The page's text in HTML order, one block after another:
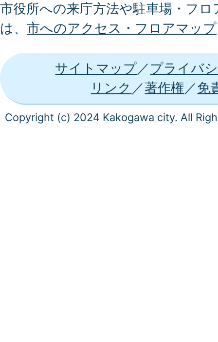
市役所への来庁方法や駐車場・フ
は、 市へのアクセス・フロアマップ
サイトマップ
プライバ
リンク
著作権 免
Copyright (c) 2024 Kakogawa city. All